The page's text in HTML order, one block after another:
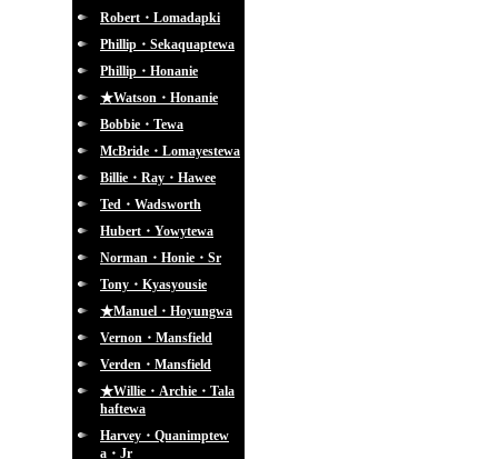
Robert・Lomadapki
Phillip・Sekaquaptewa
Phillip・Honanie
★Watson・Honanie
Bobbie・Tewa
McBride・Lomayestewa
Billie・Ray・Hawee
Ted・Wadsworth
Hubert・Yowytewa
Norman・Honie・Sr
Tony・Kyasyousie
★Manuel・Hoyungwa
Vernon・Mansfield
Verden・Mansfield
★Willie・Archie・Tala
haftewa
Harvey・Quanimptew
a・Jr